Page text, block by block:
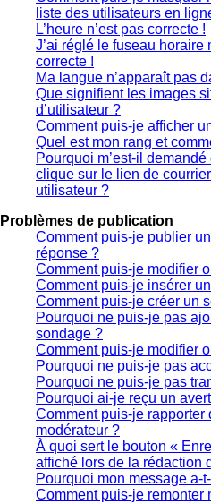
liste des utilisateurs en
L’heure n’est pas correcte !
J’ai réglé le fuseau horaire
correcte !
Ma langue n’apparaît pas
Que signifient les images
d’utilisateur ?
Comment puis-je afficher
Quel est mon rang et
Pourquoi m’est-il
clique sur le lien de
utilisateur ?
Problèmes de publication
Comment puis-je publier
réponse ?
Comment puis-je modifier
Comment puis-je insérer
Comment puis-je créer un
Pourquoi ne puis-je pas
sondage ?
Comment puis-je modifier
Pourquoi ne puis-je pas
Pourquoi ne puis-je pas
Pourquoi ai-je reçu un
Comment puis-je rapporter
modérateur ?
À quoi sert le bouton «
affiché lors de la rédaction
Pourquoi mon message a-
Comment puis-je remonter